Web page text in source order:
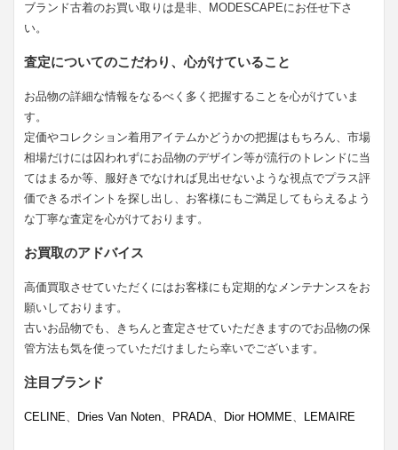
ブランド古着のお買い取りは是非、MODESCAPEにお任せ下さ
い。
査定についてのこだわり、心がけていること
お品物の詳細な情報をなるべく多く把握することを心がけていま
す。
定価やコレクション着用アイテムかどうかの把握はもちろん、市場
相場だけには囚われずにお品物のデザイン等が流行のトレンドに当
てはまるか等、服好きでなければ見出せないような視点でプラス評
価できるポイントを探し出し、お客様にもご満足してもらえるよう
な丁寧な査定を心がけております。
お買取のアドバイス
高価買取させていただくにはお客様にも定期的なメンテナンスをお
願いしております。
古いお品物でも、きちんと査定させていただきますのでお品物の保
管方法も気を使っていただけましたら幸いでございます。
注目ブランド
CELINE、 Dries Van Noten、 PRADA、 Dior HOMME、 LEMAIRE